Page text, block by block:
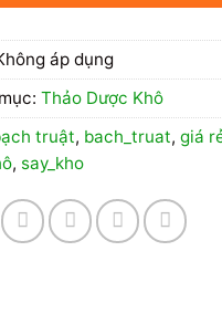
áp dụng
Thảo Dược Khô
truật, bach_truat, giá
, say_kho